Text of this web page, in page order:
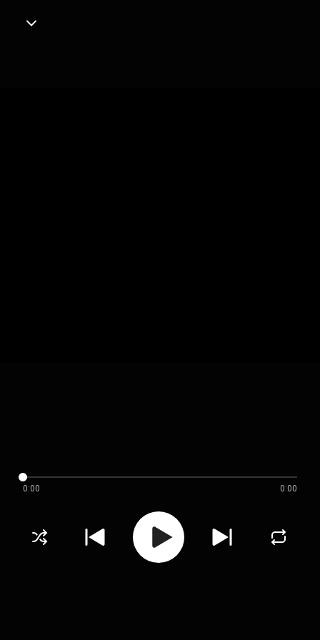
0:00 0:00